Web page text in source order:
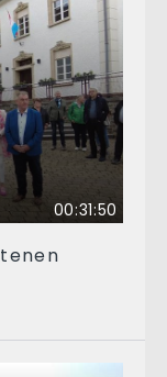
00:31:50